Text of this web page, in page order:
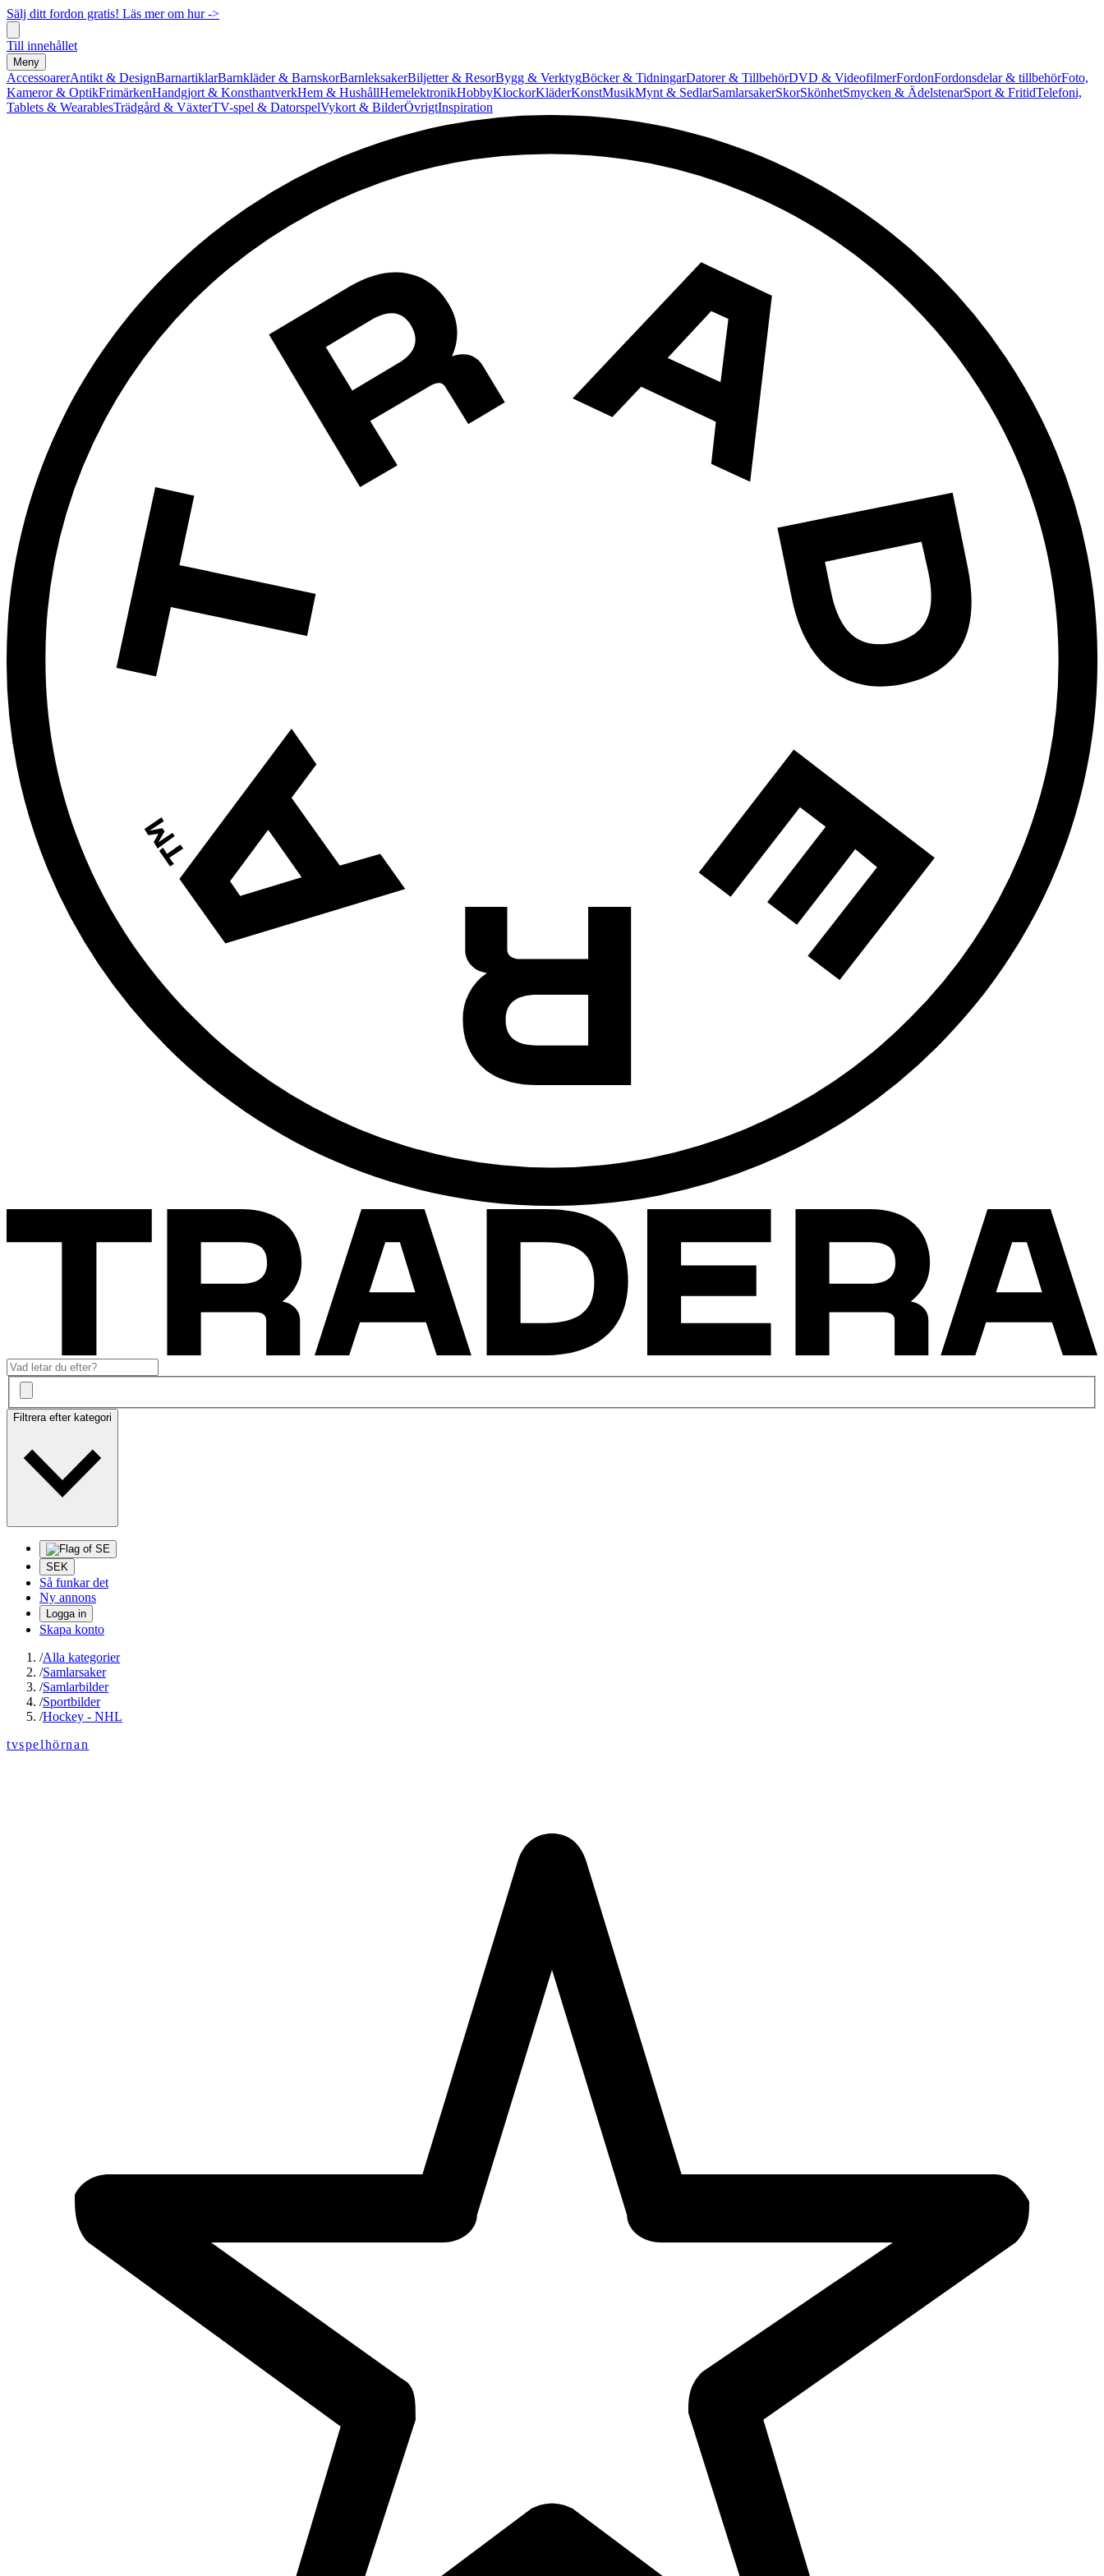
Sälj ditt fordon gratis! Läs mer om hur ->
Till innehållet
Meny
AccessoarerAntikt & DesignBarnartiklarBarnkläder & BarnskorBarnleksakerBiljetter & ResorBygg & VerktygBöcker & TidningarDatorer & TillbehörDVD & VideofilmerFordonFordonsdelar & tillbehörFoto,
Kameror & OptikFrimärkenHandgjort & KonsthantverkHem & HushållHemelektronikHobbyKlockorKläderKonstMusikMynt & SedlarSamlarsakerSkorSkönhetSmycken & ÄdelstenarSport & FritidTelefoni,
Tablets & WearablesTrädgård & VäxterTV-spel & DatorspelVykort & BilderÖvrigtInspiration
Filtrera efter kategori
SEK
Så funkar det
Ny annons
Logga in
Skapa konto
/Alla kategorier
/Samlarsaker
/Samlarbilder
/Sportbilder
/Hockey - NHL
tvspelhörnan